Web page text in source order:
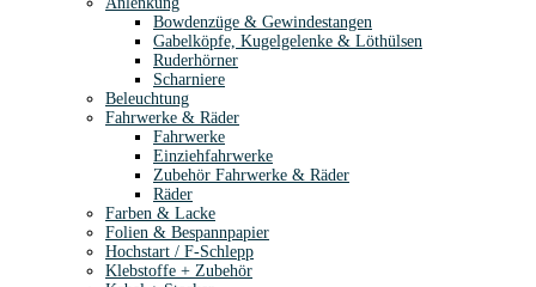
Bowdenzüge & Gewindestangen
Gabelköpfe, Kugelgelenke & Löthülsen
Ruderhörner
Scharniere
Beleuchtung
Fahrwerke & Räder
Fahrwerke
Einziehfahrwerke
Zubehör Fahrwerke & Räder
Räder
Farben & Lacke
Folien & Bespannpapier
Hochstart / F-Schlepp
Klebstoffe + Zubehör